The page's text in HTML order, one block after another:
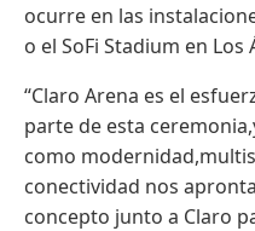
ocurre en las
o el SoFi Stadium en Los
“Claro Arena es el
parte de esta
como
conectividad nos
concepto junto a Claro